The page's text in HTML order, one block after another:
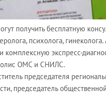
получить бесплатную
психолога,
комплексную экспресс-
ОМС и СНИЛС.
председателя
председатель